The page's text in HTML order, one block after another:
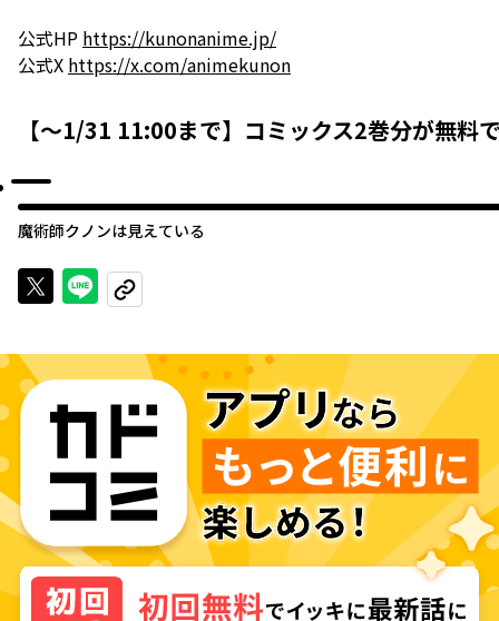
公式HP https://kunonanime.jp/
公式X https://x.com/animekunon
【～1/31 11:00まで】コミックス2巻分が無料
魔術師クノンは見えている
Xで投稿するLINEでシェアする
URLをコピーする